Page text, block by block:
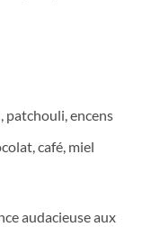
patchouli, encens
café, miel
audacieuse aux